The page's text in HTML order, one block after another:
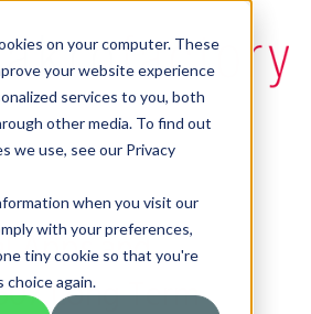
on your computer. These
your website experience
services to you, both
other media. To find out
we use, see our Privacy
when you visit our
with your preferences,
tiny cookie so that you're
choice again.
Apps and
Long Term